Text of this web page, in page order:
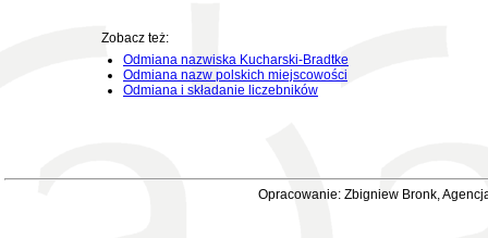
Zobacz też:
Odmiana nazwiska Kucharski-Bradtke
Odmiana nazw polskich miejscowości
Odmiana i składanie liczebników
Opracowanie: Zbigniew Bronk,